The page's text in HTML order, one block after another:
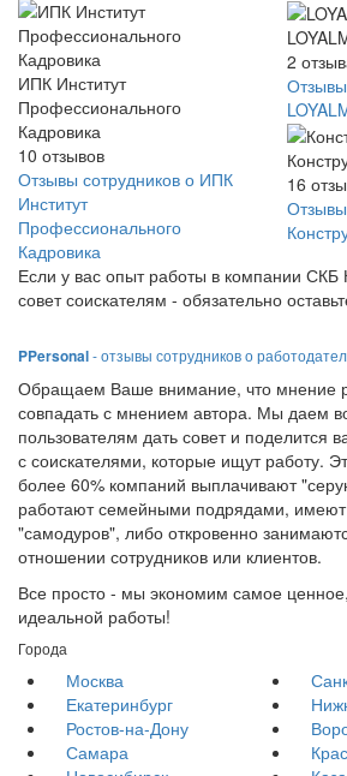
ИПК Институт
Профессионального
Кадровика
10 отзывов
Отзывы сотрудников о ИПК
Институт
Профессионального
Кадровика
2
16
Если у вас опыт работы в компании СКБ
совет соискателям - обязательно
PPersonal- отзывы сотрудников о
Обращаем Ваше внимание, что мнение
совпадать с мнением автора. Мы даем
пользователям дать совет и поделится
с соискателями, которые ищут работу.
более 60% компаний выплачивают
работают семейными подрядами, имеют
"самодуров", либо откровенно
отношении сотрудников или клиентов.
Все просто - мы экономим самое
идеальной работы!
Города
Москва
Екатеринбург
Ростов-на-Дону
Самара